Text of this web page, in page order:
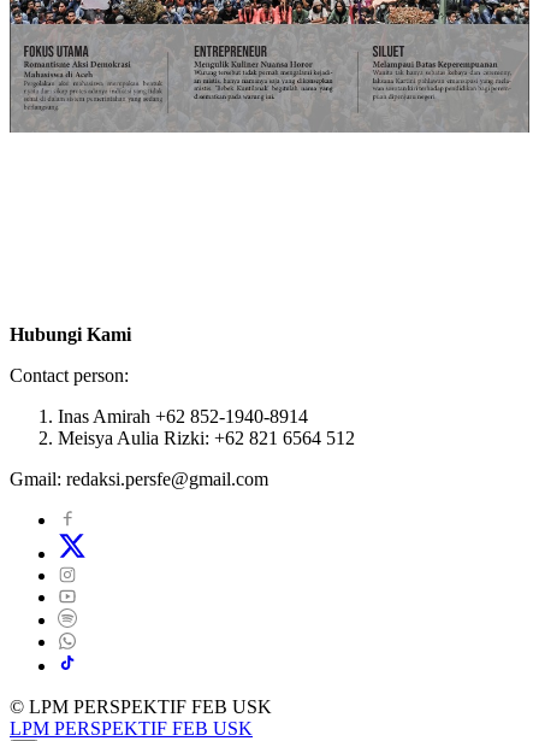
Hubungi Kami
Contact person:
Inas Amirah +62 852-1940-8914
Meisya Aulia Rizki: +62 821 6564 512
Gmail: redaksi.persfe@gmail.com
© LPM PERSPEKTIF FEB USK
LPM PERSPEKTIF FEB USK